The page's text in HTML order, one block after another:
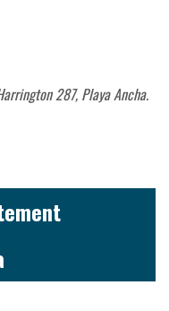
287, Playa Ancha.